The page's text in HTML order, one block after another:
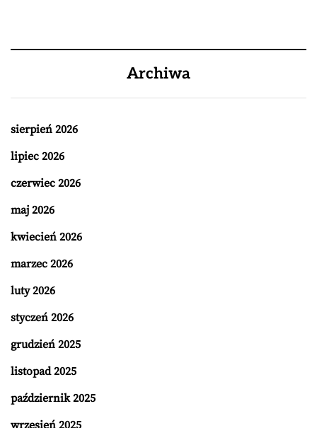
Archiwa
sierpień 2026
lipiec 2026
czerwiec 2026
maj 2026
kwiecień 2026
marzec 2026
luty 2026
styczeń 2026
grudzień 2025
listopad 2025
październik 2025